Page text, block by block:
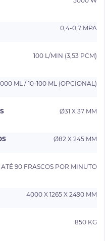
0,4-0,7 MPA
100 L/MIN (3,53 PCM)
ML / 10-100 ML (OPCIONAL)
Ø31 X 37 MM
Ø82 X 245 MM
ATÉ 90 FRASCOS POR MINUTO
4000 X 1265 X 2490 MM
850 KG